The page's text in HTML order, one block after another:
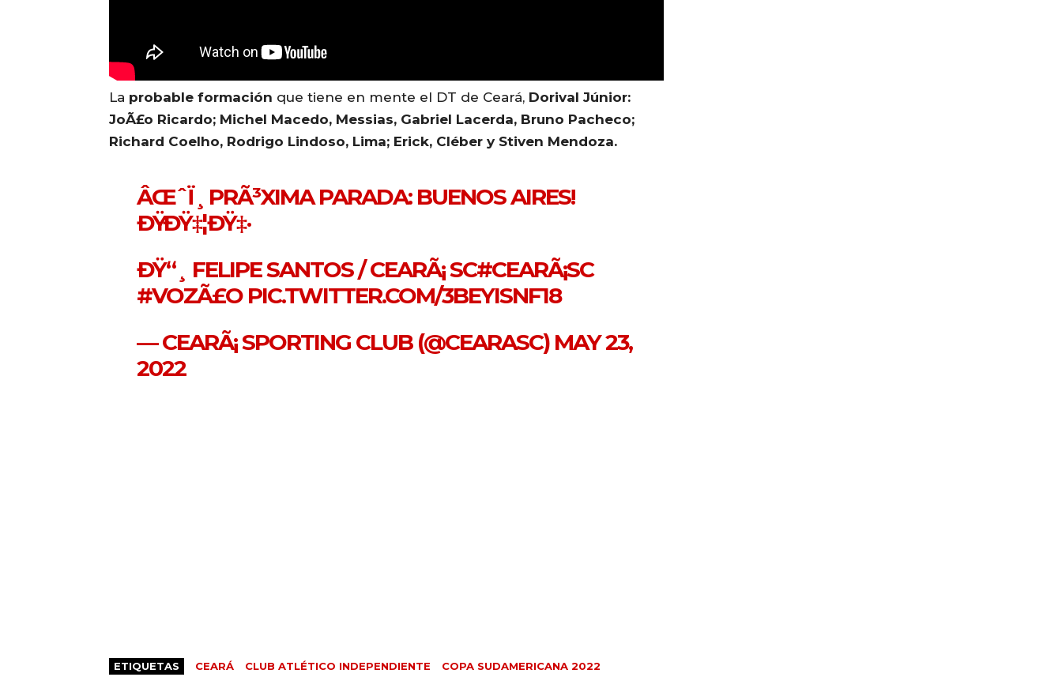
La probable formación que tiene en mente el DT de Ceará, Dorival Júnior:
JoÃ£o Ricardo; Michel Macedo, Messias, Gabriel Lacerda, Bruno Pacheco;
Richard Coelho, Rodrigo Lindoso, Lima; Erick, Cléber y Stiven Mendoza.
ÂŒˆÏ¸ PRÃ³XIMA PARADA: BUENOS AIRES!
ÐŸÐŸ‡¦ÐŸ‡·
ÐŸ“¸ FELIPE SANTOS / CEARÃ¡ SC#CEARÃ¡SC
#VOZÃ£O PIC.TWITTER.COM/3BEYISNF18
— CEARÃ¡ SPORTING CLUB (@CEARASC) MAY 23,
2022
ETIQUETAS CEARÁ CLUB ATLÉTICO INDEPENDIENTE COPA SUDAMERICANA 2022